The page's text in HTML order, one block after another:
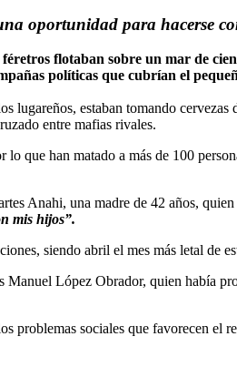
oportunidad para hacerse
flotaban sobre un mar de
políticas que cubrían el
lugareños, estaban tomando
entre mafias rivales.
que han matado a más de 100
Anahi, una madre de 42 años,
mis hijos”.
siendo abril el mes más letal de
Manuel López Obrador, quien había
sociales que favorecen el